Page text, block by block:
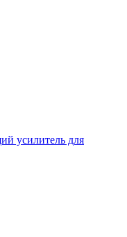
усилитель для